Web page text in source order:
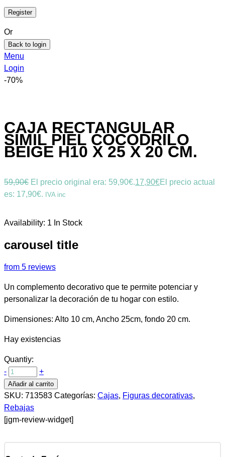
Or
Back to login
Menu
Login
-70%
CAJA RECTANGULAR
SÍMIL PIEL COCODRILO
BEIGE H10 X 25 X 20 CM.
59,90€ El precio original era: 59,90€.17,90€El precio actual
es: 17,90€. IVA inc
Availability: 1 In Stock
carousel title
from 5 reviews
Un complemento decorativo que te permite potenciar y
personalizar la decoración de tu hogar con estilo.
Dimensiones: Alto 10 cm, Ancho 25cm, fondo 20 cm.
Hay existencias
Quantiy:
-
+
Añadir al carrito
SKU: 713583 Categorías: Cajas, Figuras decorativas,
Rebajas
[jgm-review-widget]